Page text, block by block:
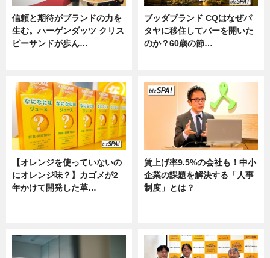
信頼と期待がブランドの力を
生む。ハーゲンダッツ クリス
ピーサンドが歩ん…
ブッダブランド CQはなぜパ
タヤに移住してバーを開いた
のか？60歳の節…
【オレンジを使っていないの
にオレンジ味？】カゴメが2
年かけて開発した革…
賃上げ率9.5%の会社も！中小
企業の課題を解決する「人事
制度」とは？